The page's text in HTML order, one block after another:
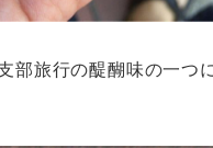
部旅行の醍醐味の一つ